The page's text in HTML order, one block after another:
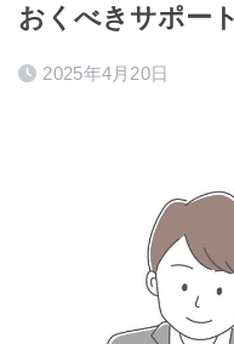
おくべきサポー
2025年4月20日